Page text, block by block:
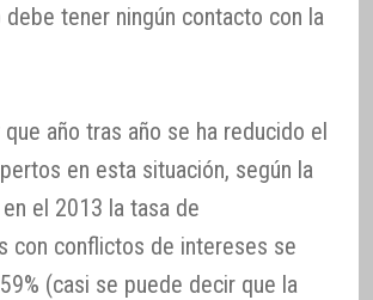
debe tener ningún contacto con la
año tras año se ha reducido el
en esta situación, según la
el 2013 la tasa de
con conflictos de intereses se
(casi se puede decir que la